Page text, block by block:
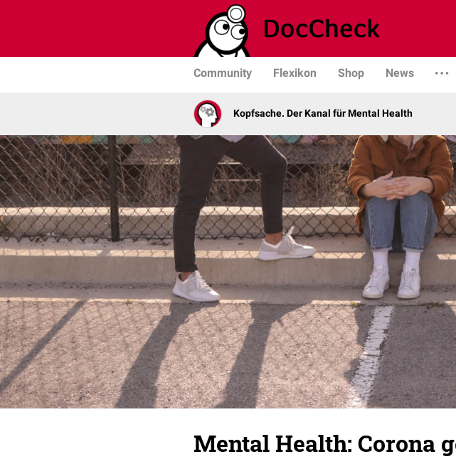
Community Flexikon Shop News
Kopfsache. Der Kanal für Mental Health
Mental Health: Corona